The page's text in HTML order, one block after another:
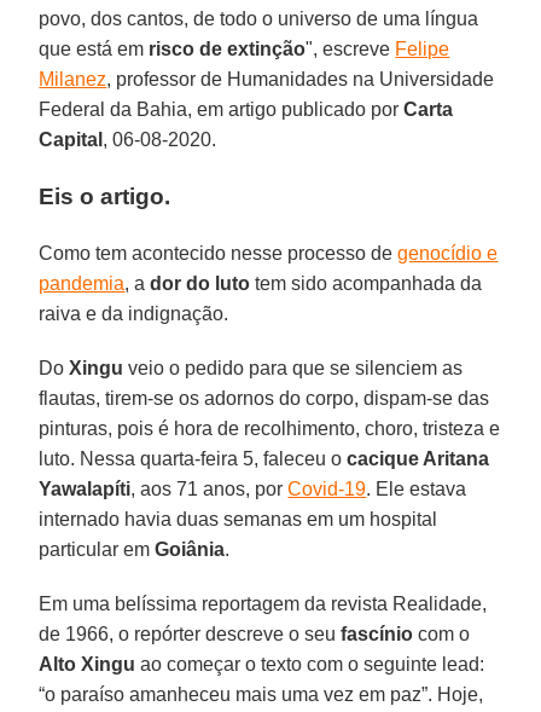
povo, dos cantos, de todo o universo de uma língua
que está em risco de extinção", escreve Felipe
Milanez, professor de Humanidades na Universidade
Federal da Bahia, em artigo publicado porCarta
Capital , 06-08-2020.
Eis o artigo.
Como tem acontecido nesse processo degenocídio e
pandemia, a dor do luto tem sido acompanhada da
raiva e da indignação.
DoXingu veio o pedido para que se silenciem as
flautas, tirem-se os adornos do corpo, dispam-se das
pinturas, pois é hora de recolhimento, choro, tristeza e
luto. Nessa quarta-feira 5, faleceu ocacique Aritana
Yawalapíti, aos 71 anos, porCovid-19. Ele estava
internado havia duas semanas em um hospital
particular emGoiânia.
Em uma belíssima reportagem da revista Realidade,
de 1966, o repórter descreve o seufascínio com o
Alto Xingu ao começar o texto com o seguinte lead:
“o paraíso amanheceu mais uma vez em paz”. Hoje,